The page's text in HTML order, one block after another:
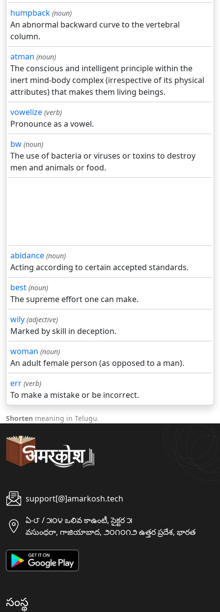
humpback (noun)
An abnormal backward curve to the vertebral
column.
atman (noun)
The conscious and intelligent principle within the
inert mind-body complex (irrespective of its physical
attributes) that makes them living beings.
vowelize (verb)
Pronounce as a vowel.
bw (noun)
The use of bacteria or viruses or toxins to destroy
men and animals or food.
abidance (noun)
Acting according to certain accepted standards.
best (noun)
The supreme effort one can make.
wily (adjective)
Marked by skill in deception.
woman (noun)
An adult female person (as opposed to a man).
err (verb)
To make a mistake or be incorrect.
Shorten meaning in Telugu.
support[@]amarkosh.tech
ఏ-౮ / ౫౦౪ ఒలివ కాఉంటీ, సైక్టర ౫
వసుంధరా, గాజియాబాద, ౨౦౧౦౧౨ ఉత్తర ప్రదేశ, భారత
సంస్థ